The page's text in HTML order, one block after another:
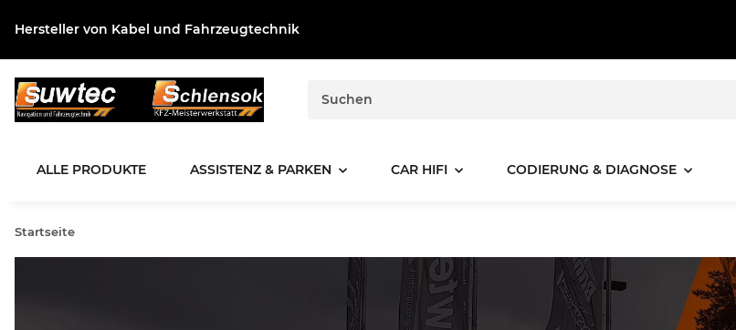
Hersteller von Kabel und Fahrzeugtechnik
ALLE PRODUKTE ASSISTENZ & PARKEN CAR HIFI CODIERUNG & DIAGNOSE
Startseite